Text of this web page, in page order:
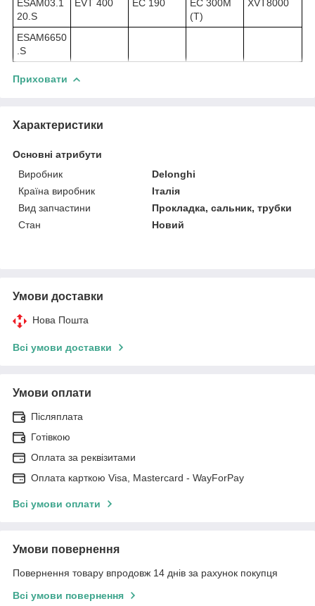
ESAM03.1
20.S
EVT 400 EC 190
EC 300M
(T)
XVT8000
ESAM6650
.S
Приховати
Характеристики
Основні атрибути
Виробник
Delonghi
Країна виробник
Італія
Вид запчастини
Прокладка, сальник, трубки
Стан
Новий
Умови доставки
Нова Пошта
Всі умови доставки
Умови оплати
Післяплата
Готівкою
Оплата за реквізитами
Оплата карткою Visa, Mastercard - WayForPay
Всі умови оплати
Умови повернення
Повернення товару впродовж 14 днів за рахунок покупця
Всі умови повернення